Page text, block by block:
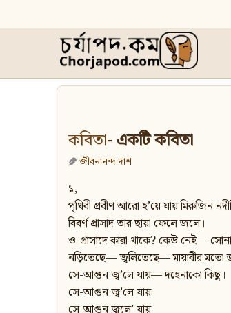
কবিতা- একটি কবিতা
জীবনানন্দ দাশ
১,
পৃথিবী প্রবীণ আরো হ’য়ে যায় মিরুজিন
বিবর্ণ প্রাসাদ তার ছায়া ফেলে জলে।
ও-প্রাসাদে কারা থাকে? কেউ নেই—
নড়িতেছে— জ্বলিতেছে— মায়াবীর মতো
সে-আগুন জ্ব’লে যায়— দহেনাকো কিছু।
সে-আগুন জ্ব’লে যায়